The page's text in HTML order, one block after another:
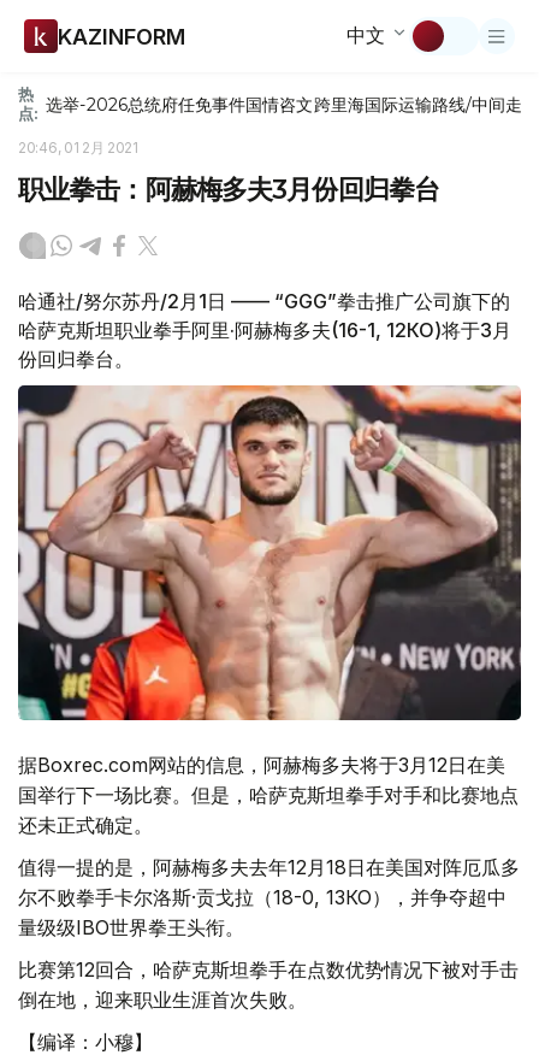
KAZINFORM 中文
热
点: 选举-2026总统府任免事件国情咨文跨里海国际运输路线/中间走廊
20:46, 01 2月 2021
职业拳击：阿赫梅多夫3月份回归拳台
哈通社/努尔苏丹/2月1日 —— “GGG”拳击推广公司旗下的
哈萨克斯坦职业拳手阿里·阿赫梅多夫(16-1, 12КО)将于3月
份回归拳台。
据Boxrec.com网站的信息，阿赫梅多夫将于3月12日在美
国举行下一场比赛。但是，哈萨克斯坦拳手对手和比赛地点
还未正式确定。
值得一提的是，阿赫梅多夫去年12月18日在美国对阵厄瓜多
尔不败拳手卡尔洛斯·贡戈拉（18-0, 13КО），并争夺超中
量级级IBO世界拳王头衔。
比赛第12回合，哈萨克斯坦拳手在点数优势情况下被对手击
倒在地，迎来职业生涯首次失败。
【编译：小穆】